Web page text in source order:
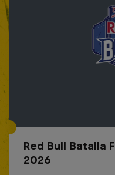
Red Bull Batalla
2026